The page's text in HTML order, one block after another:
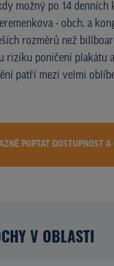
možný po 14 denních
- obch. a
rozměrů než
riziku poničení plakátu
patří mezi velmi
POPTAT DOSTUPNOST A
V OBLASTI